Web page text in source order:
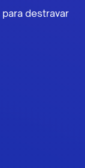
destravar